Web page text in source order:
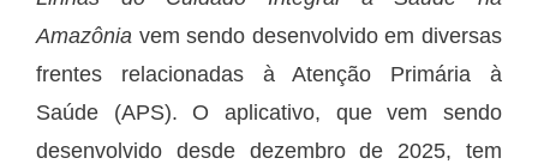
Amazônia vem sendo desenvolvido em diversas
frentes relacionadas à Atenção Primária à
Saúde (APS). O aplicativo, que vem sendo
desenvolvido desde dezembro de 2025, tem